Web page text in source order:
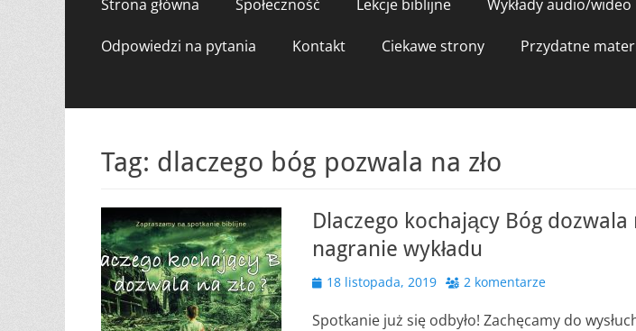
zawartości
Strona główna Społeczność Lekcje biblijne Wykłady audio/wideo
Odpowiedzi na pytania Kontakt Ciekawe strony Przydatne
Tag: dlaczego bóg pozwala na zło
Dlaczego kochający Bóg dozwala
nagranie wykładu
Opublikowano
18 listopada, 2019 2 komentarze
Spotkanie już się odbyło! Zachęcamy do